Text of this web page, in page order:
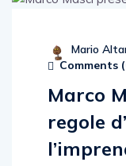
Mario
Comments (
Marco
regole